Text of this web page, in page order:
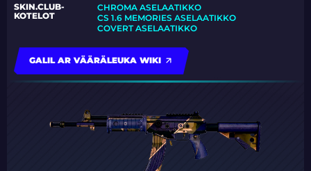
SKIN.CLUB-
KOTELOT
CHROMA ASELAATIKKO
CS 1.6 MEMORIES ASELAATIKKO
COVERT ASELAATIKKO
GALIL AR VÄÄRÄLEUKA WIKI